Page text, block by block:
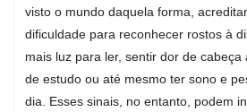
visto o mundo daquela forma,
dificuldade para reconhecer rostos à
mais luz para ler, sentir dor de
de estudo ou até mesmo ter sono e
dia. Esses sinais, no entanto, podem